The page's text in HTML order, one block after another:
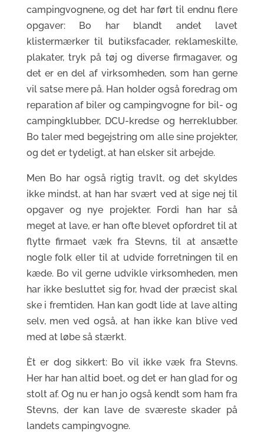
campingvognene, og det har ført til endnu flere
opgaver: Bo har blandt andet lavet
klistermærker til butiksfacader, reklameskilte,
plakater, tryk på tøj og diverse firmagaver, og
det er en del af virksomheden, som han gerne
vil satse mere på. Han holder også foredrag om
reparation af biler og campingvogne for bil- og
campingklubber, DCU-kredse og herreklubber.
Bo taler med begejstring om alle sine projekter,
og det er tydeligt, at han elsker sit arbejde.
Men Bo har også rigtig travlt, og det skyldes
ikke mindst, at han har svært ved at sige nej til
opgaver og nye projekter. Fordi han har så
meget at lave, er han ofte blevet opfordret til at
flytte firmaet væk fra Stevns, til at ansætte
nogle folk eller til at udvide forretningen til en
kæde. Bo vil gerne udvikle virksomheden, men
har ikke besluttet sig for, hvad der præcist skal
ske i fremtiden. Han kan godt lide at lave alting
selv, men ved også, at han ikke kan blive ved
med at løbe så stærkt.
Èt er dog sikkert: Bo vil ikke væk fra Stevns.
Her har han altid boet, og det er han glad for og
stolt af. Og nu er han jo også kendt som ham fra
Stevns, der kan lave de sværeste skader på
landets campingvogne.